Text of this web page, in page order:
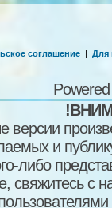
соглашение | Для
версии
и
либо
свяжитесь